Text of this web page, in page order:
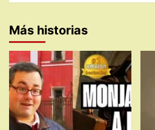
Más historias